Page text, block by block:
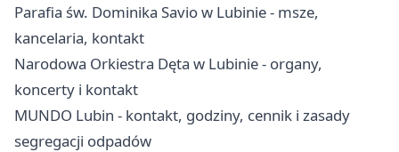
Parafia św. Dominika Savio w Lubinie - msze,
kancelaria, kontakt
Narodowa Orkiestra Dęta w Lubinie - organy,
koncerty i kontakt
MUNDO Lubin - kontakt, godziny, cennik i zasady
segregacji odpadów